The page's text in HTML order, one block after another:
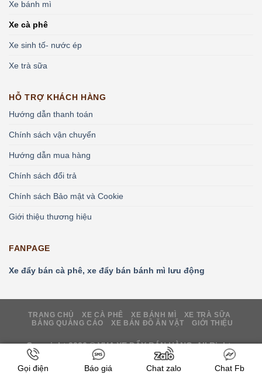
Xe bánh mì
Xe cà phê
Xe sinh tố- nước ép
Xe trà sữa
HỖ TRỢ KHÁCH HÀNG
Hướng dẫn thanh toán
Chính sách vận chuyển
Hướng dẫn mua hàng
Chính sách đổi trả
Chính sách Bảo mật và Cookie
Giới thiệu thương hiệu
FANPAGE
Xe đẩy bán cà phê, xe đẩy bán bánh mì lưu động
TRANG CHỦ XE CÀ PHÊ XE BÁNH MÌ
XE TRÀ SỮA
BẢNG QUẢNG CÁO
XE BÁN ĐỒ ĂN VẶT GIỚI THIỆU
Copyright 2026 ©VUA XE ĐẨY BÁN HÀNG.All Rights
Gọi điện Báo giá Chat zalo Chat Fb